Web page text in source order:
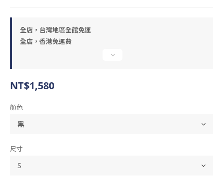
全店，台灣地區全館免運
全店，香港免運費
NT$1,580
顏色
尺寸